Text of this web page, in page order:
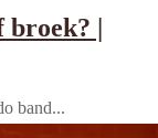
|
band...